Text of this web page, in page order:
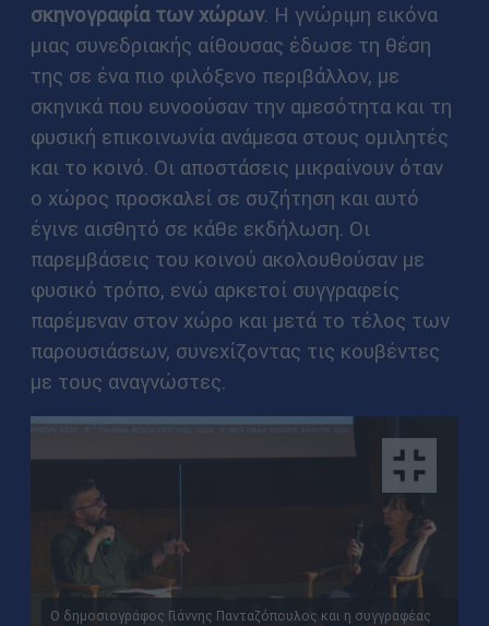
σκηνογραφία των χώρων. Η γνώριμη εικόνα
μιας συνεδριακής αίθουσας έδωσε τη θέση
της σε ένα πιο φιλόξενο περιβάλλον, με
σκηνικά που ευνοούσαν την αμεσότητα και τη
φυσική επικοινωνία ανάμεσα στους ομιλητές
και το κοινό. Οι αποστάσεις μικραίνουν όταν
ο χώρος προσκαλεί σε συζήτηση και αυτό
έγινε αισθητό σε κάθε εκδήλωση. Οι
παρεμβάσεις του κοινού ακολουθούσαν με
φυσικό τρόπο, ενώ αρκετοί συγγραφείς
παρέμεναν στον χώρο και μετά το τέλος των
παρουσιάσεων, συνεχίζοντας τις κουβέντες
με τους αναγνώστες.
Ο δημοσιογράφος Γιάννης Πανταζόπουλος και η συγγραφέας